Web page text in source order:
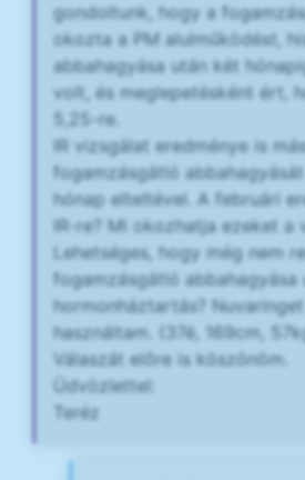
gondoltunk, hogy a
okozta a PM alulműködést,
abbahagyása után két
volt, és meglepetésként ért,
5,25-re.
IR vizsgálat eredménye is
fogamzásgátló
hónap elteltével. A februári
IR-re? Mi okozhatja ezeket a
Lehetséges, hogy még nem
fogamzásgátló abbahagyása
hormonháztartás?
használtam. (37é, 169cm,
Válaszát előre is köszönöm.
Üdvözlettel:
Teréz